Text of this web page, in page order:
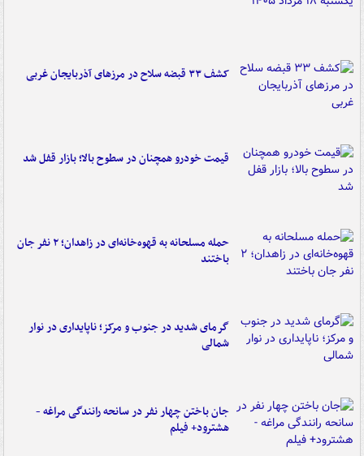
کشف ۳۳ قبضه سلاح در مرزهای آذربایجان غربی
قیمت خودرو همچنان در سطوح بالا؛ بازار قفل شد
حمله مسلحانه به قهوه‌خانه‌ای در زاهدان؛ ۲ نفر جان
باختند
گرمای شدید در جنوب و مرکز؛ ناپایداری در نوار
شمالی
جان باختن چهار نفر در سانحه رانندگی مراغه -
هشترود+ فیلم